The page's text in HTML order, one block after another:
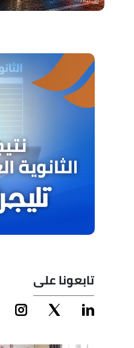
تابعونا على